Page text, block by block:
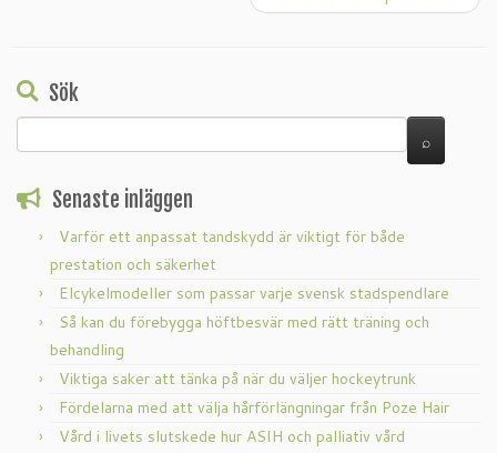
Sök
Senaste inläggen
Varför ett anpassat tandskydd är viktigt för både
prestation och säkerhet
Elcykelmodeller som passar varje svensk stadspendlare
Så kan du förebygga höftbesvär med rätt träning och
behandling
Viktiga saker att tänka på när du väljer hockeytrunk
Fördelarna med att välja hårförlängningar från Poze Hair
Vård i livets slutskede hur ASIH och palliativ vård